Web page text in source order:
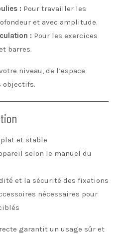
: Pour travailler les
et avec amplitude.
: Pour les exercices
barres.
niveau, de l’espace
objectifs.
et stable
selon le manuel du
et la sécurité des fixations
nécessaires pour
garantit un usage sûr et